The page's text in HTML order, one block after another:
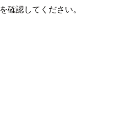
を確認してください。